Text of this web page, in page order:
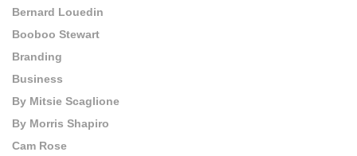
Bernard Louedin
Booboo Stewart
Branding
Business
By Mitsie Scaglione
By Morris Shapiro
Cam Rose